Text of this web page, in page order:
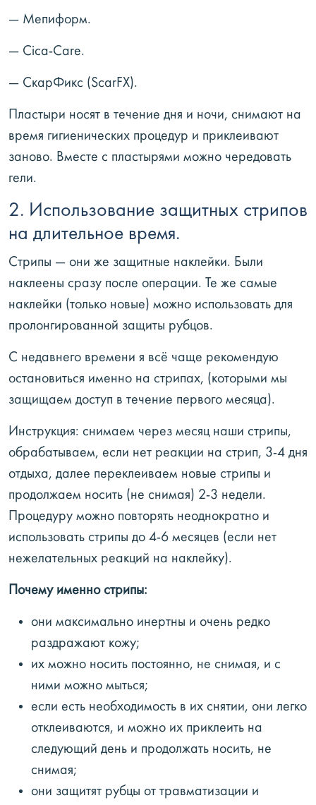
— Мепиформ.
— Cica-Care.
— СкарФикс (ScarFX).
Пластыри носят в течение дня и ночи, снимают на
время гигиенических процедур и приклеивают
заново. Вместе с пластырями можно чередовать
гели.
2. Использование защитных стрипов
на длительное время.
Стрипы — они же защитные наклейки. Были
наклеены сразу после операции. Те же самые
наклейки (только новые) можно использовать для
пролонгированной защиты рубцов.
С недавнего времени я всё чаще рекомендую
остановиться именно на стрипах, (которыми мы
защищаем доступ в течение первого месяца).
Инструкция: снимаем через месяц наши стрипы,
обрабатываем, если нет реакции на стрип, 3-4 дня
отдыха, далее переклеиваем новые стрипы и
продолжаем носить (не снимая) 2-3 недели.
Процедуру можно повторять неоднократно и
использовать стрипы до 4-6 месяцев (если нет
нежелательных реакций на наклейку).
Почему именно стрипы:
они максимально инертны и очень редко
раздражают кожу;
их можно носить постоянно, не снимая, и с
ними можно мыться;
если есть необходимость в их снятии, они легко
отклеиваются, и можно их приклеить на
следующий день и продолжать носить, не
снимая;
они защитят рубцы от травматизации и